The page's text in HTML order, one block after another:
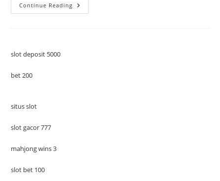
Continue Reading Ketika
Anak
slot deposit 5000
bet 200
situs slot
slot gacor 777
mahjong wins 3
slot bet 100